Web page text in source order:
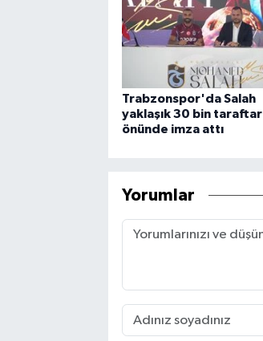
Trabzonspor'da Salah
yaklaşık 30 bin taraftar
önünde imza attı
Yorumlar